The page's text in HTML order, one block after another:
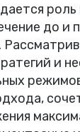
до и
и